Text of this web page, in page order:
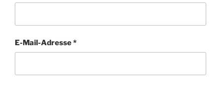
E-Mail-Adresse*